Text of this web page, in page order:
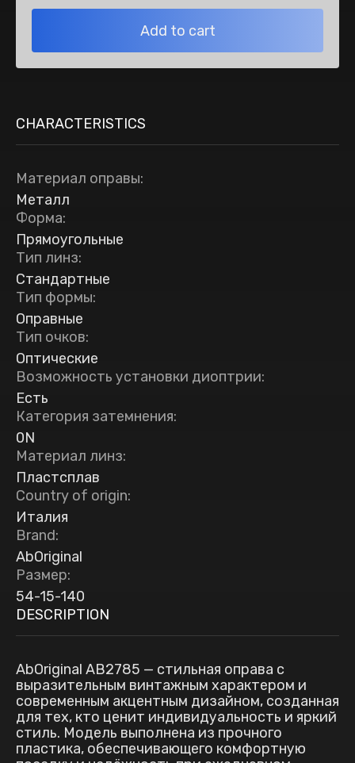
Add to cart
CHARACTERISTICS
Материал оправы:
Металл
Форма:
Прямоугольные
Тип линз:
Стандартные
Тип формы:
Оправные
Тип очков:
Оптические
Возможность установки диоптрии:
Есть
Категория затемнения:
0N
Материал линз:
Пластсплав
Country of origin:
Италия
Brand:
AbOriginal
Размер:
54-15-140
DESCRIPTION
AbOriginal AB2785 — стильная оправа с
выразительным винтажным характером и
современным акцентным дизайном, созданная
для тех, кто ценит индивидуальность и яркий
стиль. Модель выполнена из прочного
пластика, обеспечивающего комфортную